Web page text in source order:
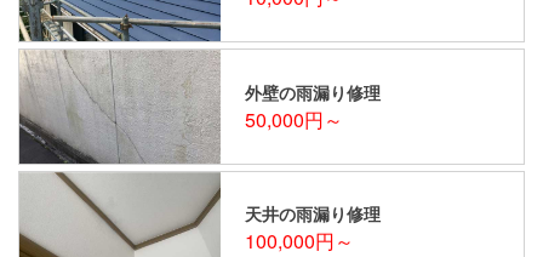
外壁の雨漏り修理
50,000円～
天井の雨漏り修理
100,000円～